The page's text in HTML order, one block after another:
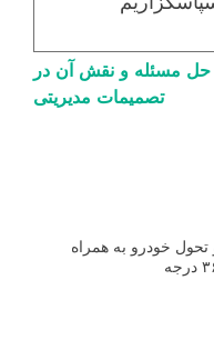
مسئله و نقش آن در
تصمیمات مدیریتی
تحول خودرو به همراه